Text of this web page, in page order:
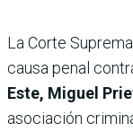
La Corte
causa penal
Este, Miguel
asociación